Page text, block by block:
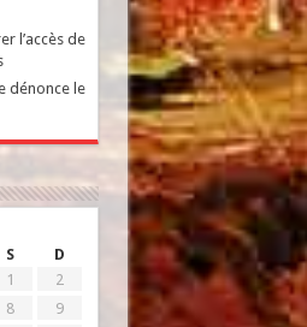
l’accès de
dénonce le
S D
1
2
8
9